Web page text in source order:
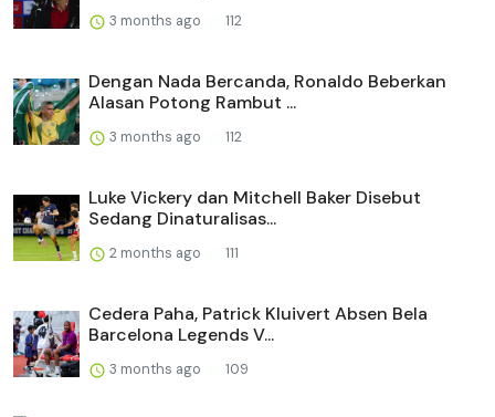
3 months ago 112
Dengan Nada Bercanda, Ronaldo Beberkan
Alasan Potong Rambut ...
3 months ago 112
Luke Vickery dan Mitchell Baker Disebut
Sedang Dinaturalisas...
2 months ago 111
Cedera Paha, Patrick Kluivert Absen Bela
Barcelona Legends V...
3 months ago 109